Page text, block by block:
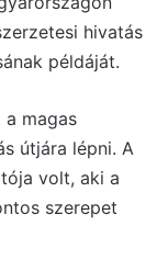
hivatás
példáját.
magas
útjára lépni. A
volt, aki a
szerepet